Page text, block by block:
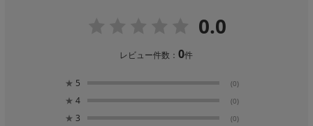
0.0
レビュー件数：0件
★ 5 (0)
★ 4 (0)
★ 3 (0)